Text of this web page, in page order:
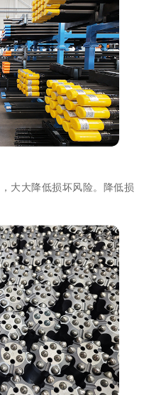
大大降低损坏风险。降低损